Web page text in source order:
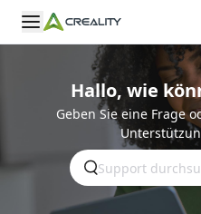
Hallo, wie
Geben Sie eine Frage